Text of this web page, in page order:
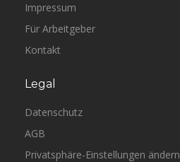
Impressum
Für Arbeitgeber
Kontakt
Legal
Datenschutz
AGB
Privatsphäre-Einstellungen ändern